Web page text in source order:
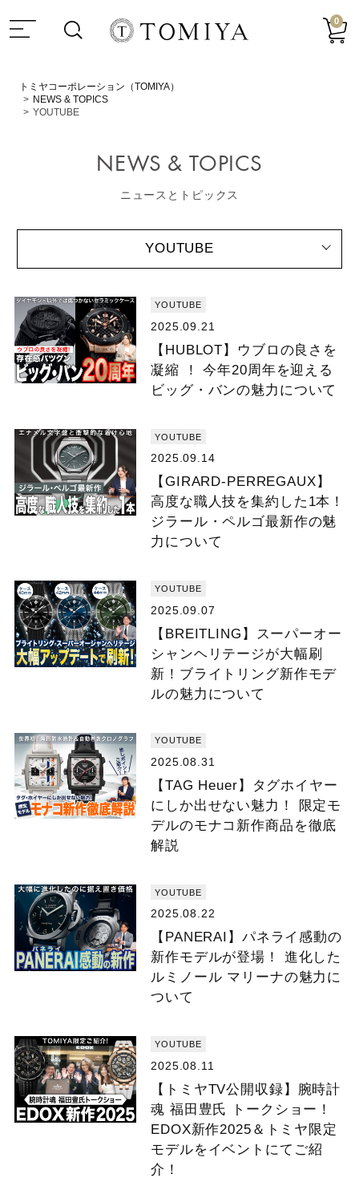
0
トミヤコーポレーション（TOMIYA）
NEWS & TOPICS
YOUTUBE
NEWS & TOPICS
ニュースとトピックス
YOUTUBE
YOUTUBE
2025.09.21
【HUBLOT】ウブロの良さを
凝縮 ！ 今年20周年を迎える
ビッグ・バンの魅力について
YOUTUBE
2025.09.14
【GIRARD-PERREGAUX】
高度な職人技を集約した1本！
ジラール・ペルゴ最新作の魅
力について
YOUTUBE
2025.09.07
【BREITLING】スーパーオー
シャンヘリテージが大幅刷
新！ブライトリング新作モデ
ルの魅力について
YOUTUBE
2025.08.31
【TAG Heuer】タグホイヤー
にしか出せない魅力！ 限定モ
デルのモナコ新作商品を徹底
解説
YOUTUBE
2025.08.22
【PANERAI】パネライ感動の
新作モデルが登場！ 進化した
ルミノール マリーナの魅力に
ついて
YOUTUBE
2025.08.11
【トミヤTV公開収録】腕時計
魂 福田豊氏 トークショー！
EDOX新作2025＆トミヤ限定
モデルをイベントにてご紹
介！